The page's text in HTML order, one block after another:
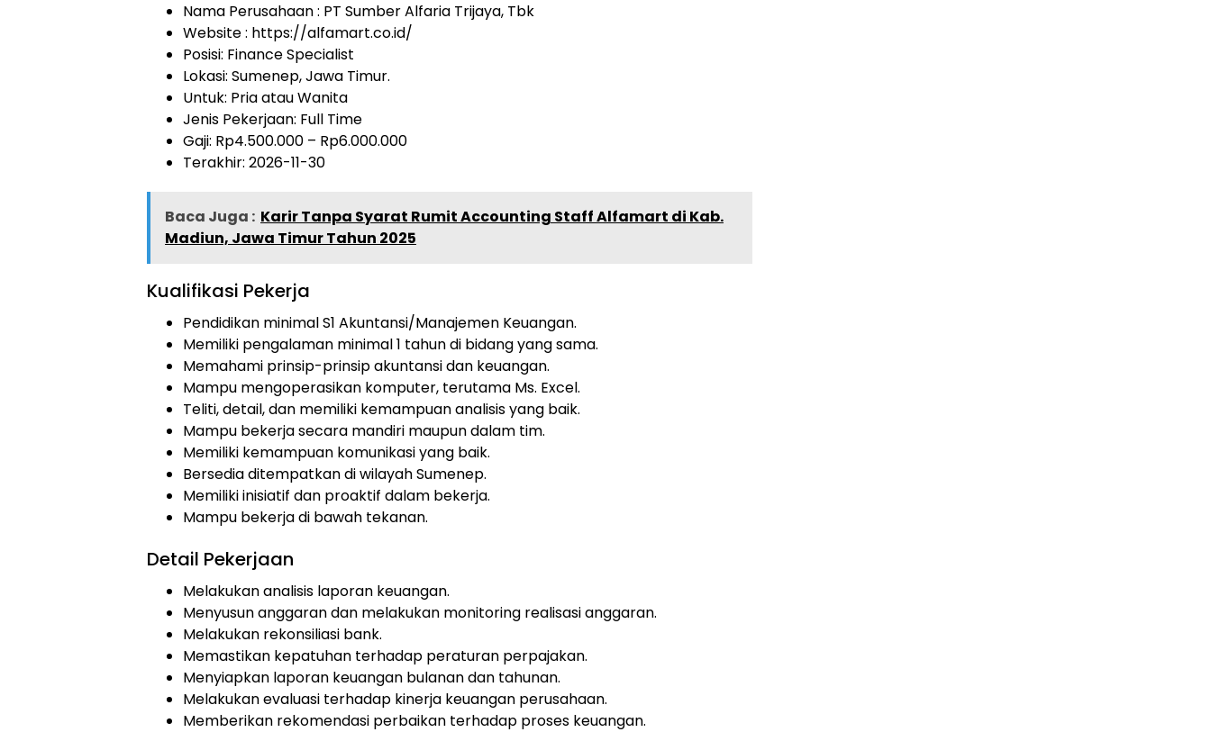
Nama Perusahaan : PT Sumber Alfaria Trijaya, Tbk
Website : https://alfamart.co.id/
Posisi: Finance Specialist
Lokasi: Sumenep, Jawa Timur.
Untuk: Pria atau Wanita
Jenis Pekerjaan: Full Time
Gaji: Rp4.500.000 – Rp6.000.000
Terakhir: 2026-11-30
Baca Juga : Karir Tanpa Syarat Rumit Accounting Staff Alfamart di Kab.
Madiun, Jawa Timur Tahun 2025
Kualifikasi Pekerja
Pendidikan minimal S1 Akuntansi/Manajemen Keuangan.
Memiliki pengalaman minimal 1 tahun di bidang yang sama.
Memahami prinsip-prinsip akuntansi dan keuangan.
Mampu mengoperasikan komputer, terutama Ms. Excel.
Teliti, detail, dan memiliki kemampuan analisis yang baik.
Mampu bekerja secara mandiri maupun dalam tim.
Memiliki kemampuan komunikasi yang baik.
Bersedia ditempatkan di wilayah Sumenep.
Memiliki inisiatif dan proaktif dalam bekerja.
Mampu bekerja di bawah tekanan.
Detail Pekerjaan
Melakukan analisis laporan keuangan.
Menyusun anggaran dan melakukan monitoring realisasi anggaran.
Melakukan rekonsiliasi bank.
Memastikan kepatuhan terhadap peraturan perpajakan.
Menyiapkan laporan keuangan bulanan dan tahunan.
Melakukan evaluasi terhadap kinerja keuangan perusahaan.
Memberikan rekomendasi perbaikan terhadap proses keuangan.